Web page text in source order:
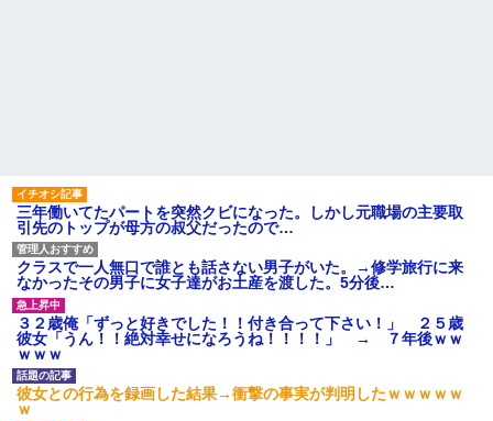
三年働いてたパートを突然クビになった。しかし元職場の主要取
引先のトップが母方の叔父だったので…
クラスで一人無口で誰とも話さない男子がいた。→修学旅行に来
なかったその男子に女子達がお土産を渡した。5分後…
３２歳俺「ずっと好きでした！！付き合って下さい！」 ２５歳
彼女「うん！！絶対幸せになろうね！！！！」 → ７年後ｗｗ
ｗｗｗ
彼女との行為を録画した結果→衝撃の事実が判明したｗｗｗｗｗ
ｗ